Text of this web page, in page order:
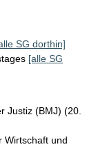
SG dorthin]
[alle SG
Justiz (BMJ) (20.
Wirtschaft und